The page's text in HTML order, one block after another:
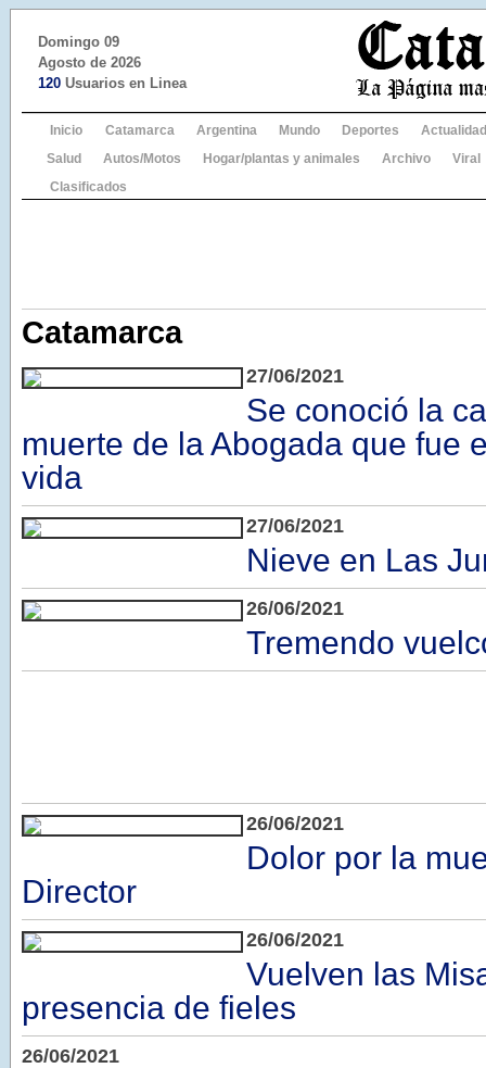
Domingo 09
Agosto de 2026
120 Usuarios en Linea
Inicio Catamarca Argentina Mundo Deportes
Actualidad
Salud
Autos/Motos Hogar/plantas y animales Archivo
Viral
Clasificados
Catamarca
27/06/2021
Se conoció la
muerte de la Abogada que fue
vida
27/06/2021
Nieve en Las
26/06/2021
Tremendo
26/06/2021
Dolor por la
Director
26/06/2021
Vuelven las
presencia de fieles
26/06/2021